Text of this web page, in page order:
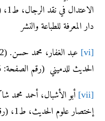
دار المعرفة للطباعة والنشر
[vi]
الحديث للدميني (رقم الصفحة: 5). المكتبة الشاملة
[vii]